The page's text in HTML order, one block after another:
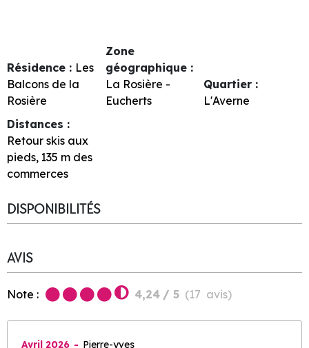
Résidence : Les
Balcons de la
Rosière
Zone
géographique :
La Rosière -
Eucherts
Quartier :
L'Averne
Distances :
Retour skis aux
pieds 135 m des
commerces
DISPONIBILITÉS
AVIS
Note : 4,24 / 5 (17 avis)
Avril 2026 Pierre-yves